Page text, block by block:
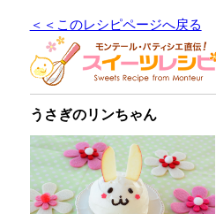
＜＜このレシピページへ戻る
うさぎのリンちゃん